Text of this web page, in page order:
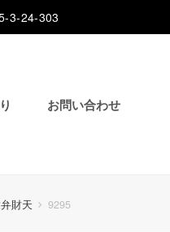
3-24-303
お問い合わせ
財天 9295